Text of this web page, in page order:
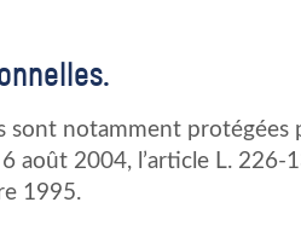
sont notamment protégées
août 2004, l’article L. 226-
1995.